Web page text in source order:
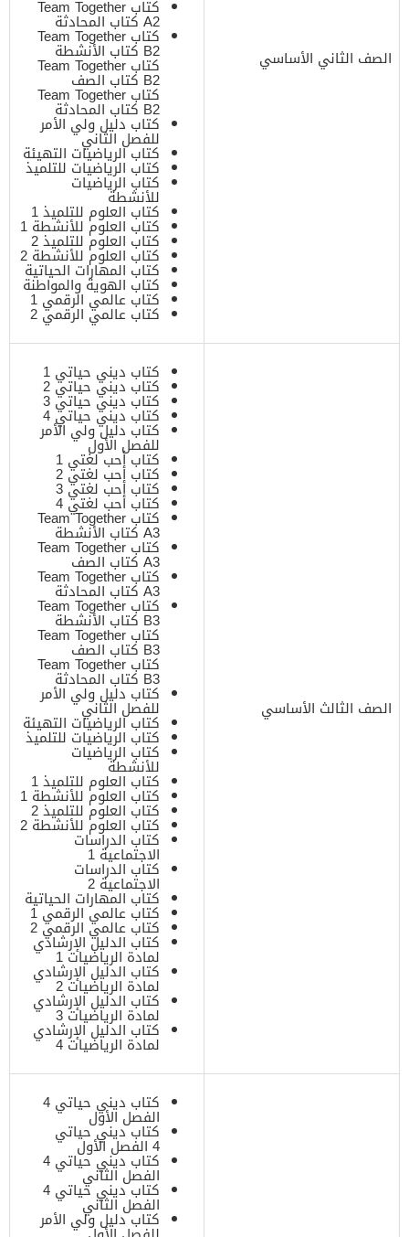
الصف الثاني الأساسي
كتاب Team Together
A2 كتاب المحادثة
كتاب Team Together
B2 كتاب الأنشطة
كتاب Team Together
B2 كتاب الصف
كتاب Team Together
B2 كتاب المحادثة
كتاب دليل ولي الأمر
للفصل الثاني
كتاب الرياضيات التهيئة
كتاب الرياضيات للتلميذ
كتاب الرياضيات
للأنشطة
كتاب العلوم للتلميذ 1
كتاب العلوم للأنشطة 1
كتاب العلوم للتلميذ 2
كتاب العلوم للأنشطة 2
كتاب المهارات الحياتية
كتاب الهوية والمواطنة
كتاب عالمي الرقمي 1
كتاب عالمي الرقمي 2
الصف الثالث الأساسي
كتاب ديني حياتي 1
كتاب ديني حياتي 2
كتاب ديني حياتي 3
كتاب ديني حياتي 4
كتاب دليل ولي الأمر
للفصل الأول
كتاب أحب لغتي 1
كتاب أحب لغتي 2
كتاب أحب لغتي 3
كتاب أحب لغتي 4
كتاب Team Together
A3 كتاب الأنشطة
كتاب Team Together
A3 كتاب الصف
كتاب Team Together
A3 كتاب المحادثة
كتاب Team Together
B3 كتاب الأنشطة
كتاب Team Together
B3 كتاب الصف
كتاب Team Together
B3 كتاب المحادثة
كتاب دليل ولي الأمر
للفصل الثاني
كتاب الرياضيات التهيئة
كتاب الرياضيات للتلميذ
كتاب الرياضيات
للأنشطة
كتاب العلوم للتلميذ 1
كتاب العلوم للأنشطة 1
كتاب العلوم للتلميذ 2
كتاب العلوم للأنشطة 2
كتاب الدراسات
الاجتماعية 1
كتاب الدراسات
الاجتماعية 2
كتاب المهارات الحياتية
كتاب عالمي الرقمي 1
كتاب عالمي الرقمي 2
كتاب الدليل الإرشادي
لمادة الرياضيات 1
كتاب الدليل الإرشادي
لمادة الرياضيات 2
كتاب الدليل الإرشادي
لمادة الرياضيات 3
كتاب الدليل الإرشادي
لمادة الرياضيات 4
كتاب ديني حياتي 4
الفصل الأول
كتاب ديني حياتي
4 الفصل الأول
كتاب ديني حياتي 4
الفصل الثاني
كتاب ديني حياتي 4
الفصل الثاني
كتاب دليل ولي الأمر